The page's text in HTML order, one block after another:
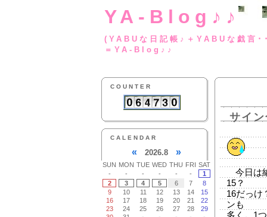
YA-Blog♪♪
(YABUな日記帳♪
＝YA-Blog♪♪
COUNTER
CALENDAR
« 2026.8 »
SUN MON TUE WED THU FRI SAT
-
- - - - -
1
2
3 4 5 6 7
8
9
10 11 12 13 14
15
16
17 18 19 20 21
22
23
24 25 26 27 28
29
サイ
今日は
15？
16だっけ
ンも